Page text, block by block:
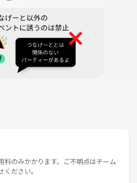
ですが、
ありません。
。
や、
める環境です。
も立てます）
料のみかかります。ご不明点はチーム
ださい。